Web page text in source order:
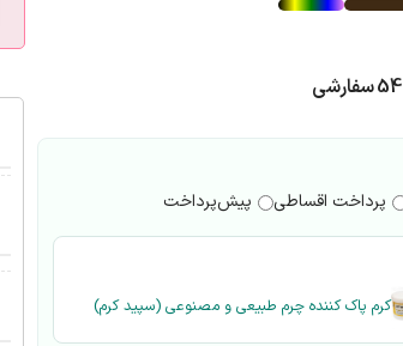
54سفارشی
پرداخت اقساطی پیش‌پرداخت
کرم پاک کننده چرم طبیعی و مصنوعی (سپید کرم)